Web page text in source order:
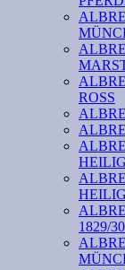
ROSS
1829/30